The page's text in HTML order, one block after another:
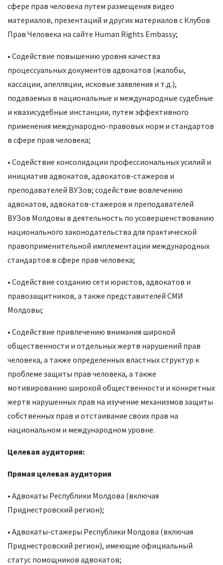
сфере прав человека путем размещения видео
материалов, презентаций и других материалов с Клубов
Прав Человека на сайте Human Rights Embassy;
• Содействие повышению уровня качества
процессуальных документов адвокатов (жалобы,
кассации, апелляции, исковые заявления и т.д.),
подаваемых в национальные и международные судебные
и квазисудебные инстанции, путем эффективного
применения международно-правовых норм и стандартов
в сфере прав человека;
• Содействие консолидации профессиональных усилий и
инициатив адвокатов, адвокатов-стажеров и
преподавателей ВУЗов; содействие вовлечению
адвокатов, адвокатов-стажеров и преподавателей
ВУЗов Молдовы в деятельность по усовершенствованию
национального законодательства для практической
правоприменительной имплементации международных
стандартов в сфере прав человека;
• Содействие созданию сети юристов, адвокатов и
правозащитников, а также представителей СМИ
Молдовы;
• Содействие привлечению внимания широкой
общественности и отдельных жертв нарушений прав
человека, а также определенных властных структур к
проблеме защиты прав человека, а также
мотивированию широкой общественности и конкретных
жертв нарушенных прав на изучение механизмов защиты
собственных прав и отстаивание своих прав на
национальном и международном уровне.
Целевая аудитория:
Прямая целевая аудитория
• Адвокаты Республики Молдова (включая
Приднестровский регион);
• Адвокаты-стажеры Республики Молдова (включая
Приднестровский регион), имеющие официальный
статус помощников адвокатов;